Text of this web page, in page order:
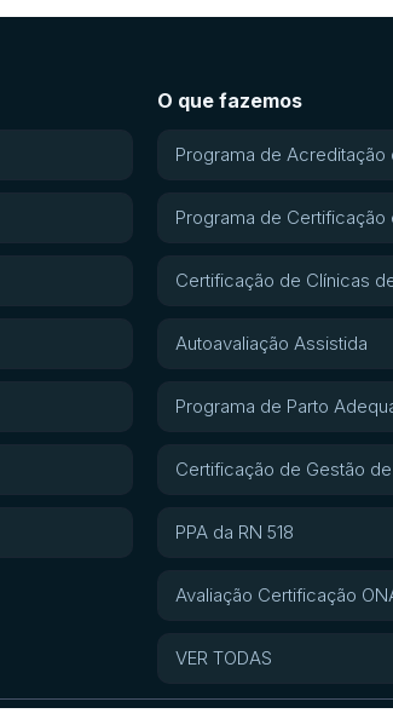
O que fazemos
Programa de Acreditação
Programa de Certificação
Certificação de Clínicas
Autoavaliação Assistida
Programa de Parto
Certificação de Gestão
PPA da RN 518
Avaliação Certificação
VER TODAS